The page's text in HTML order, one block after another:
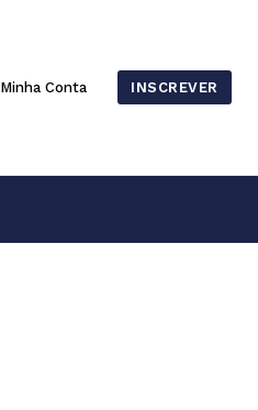
Minha Conta INSCREVER